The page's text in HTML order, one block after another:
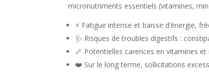
micronutriments essentiels (vitamines,
⚡ Fatigue intense et baisse d’énergie,
🩺 Risques de troubles digestifs :
🦴 Potentielles carences en vitamines
❤️ Sur le long terme, sollicitations